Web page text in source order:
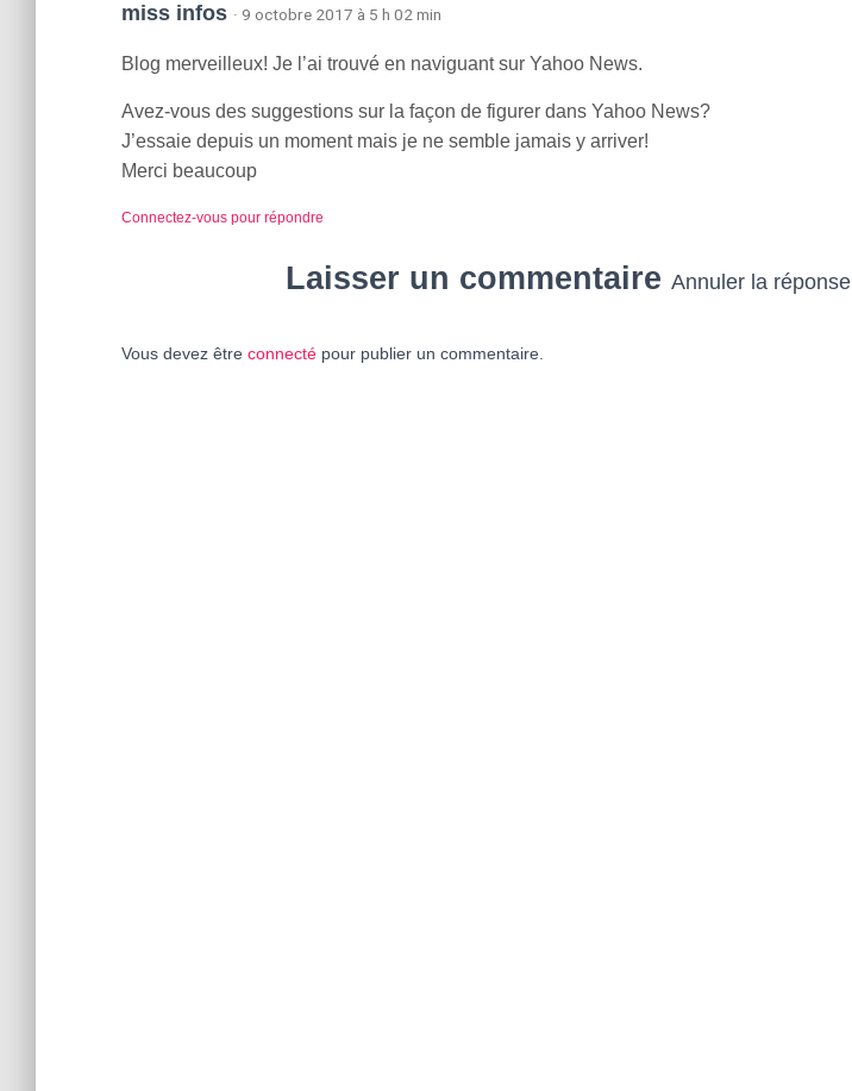
miss infos · 9 octobre 2017 à 5 h 02 min
Blog merveilleux! Je l’ai trouvé en naviguant sur Yahoo News.
Avez-vous des suggestions sur la façon de figurer dans Yahoo News?
J’essaie depuis un moment mais je ne semble jamais y arriver!
Merci beaucoup
Connectez-vous pour répondre
Laisser un commentaire Annuler la réponse
Vous devez être connecté pour publier un commentaire.